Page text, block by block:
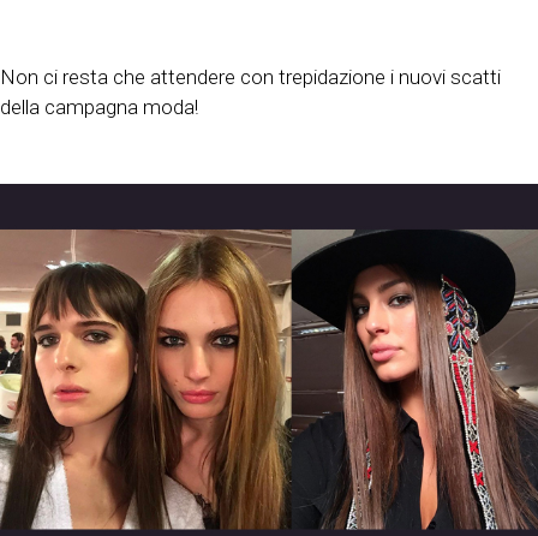
Non ci resta che attendere con trepidazione i nuovi scatti
della campagna moda!